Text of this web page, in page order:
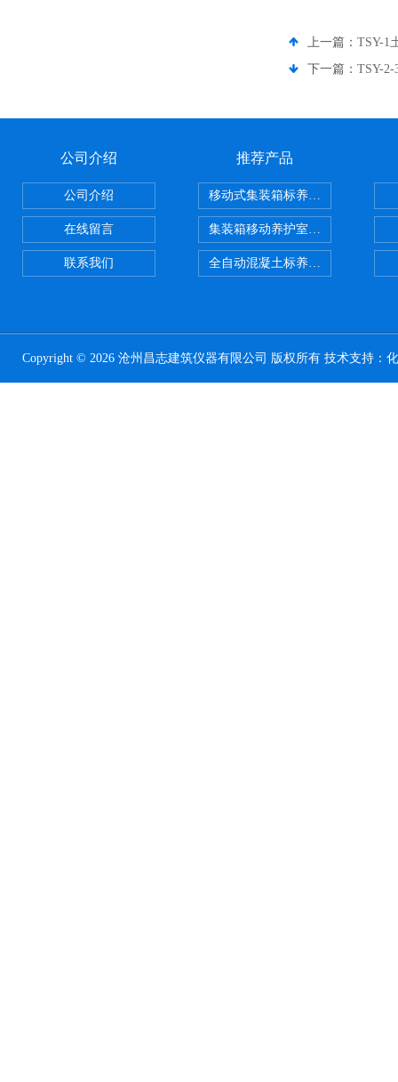
上一篇： TSY-1
下一篇： TSY-
公司介绍
公司介绍
在线留言
联系我们
推荐产品
移动式集装箱标养室 养护室设备
集装箱移动养护室 标养室
全自动混凝土标养室恒温恒湿设备
Copyright © 2026 沧州昌志建筑仪器有限公司 版权所有 技术支持：